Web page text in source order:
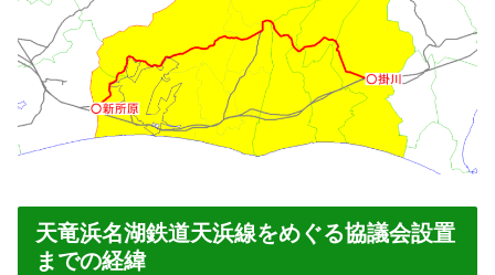
天竜浜名湖鉄道天浜線をめぐる協議会設置
までの経緯